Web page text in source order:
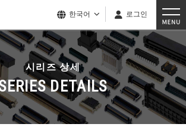
한국어 로그인
시리즈 상세
DETAILS